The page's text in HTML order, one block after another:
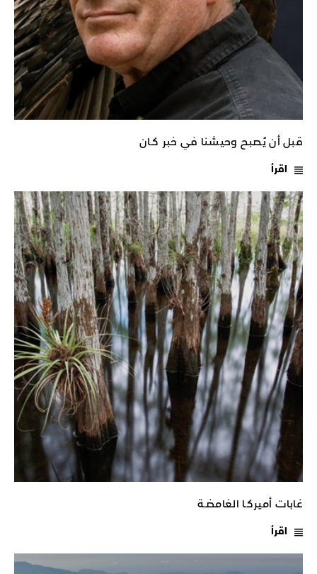
قبل أن يُصبح وحيشنا في خبر كـان
اقرأ
غابات أميركـا الغامضـة
اقرأ